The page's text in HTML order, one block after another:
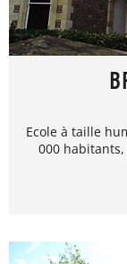
Ecole à taille
000